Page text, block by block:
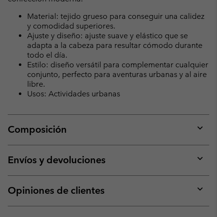
Material: tejido grueso para conseguir una calidez
y comodidad superiores.
Ajuste y diseño: ajuste suave y elástico que se
adapta a la cabeza para resultar cómodo durante
todo el día.
Estilo: diseño versátil para complementar cualquier
conjunto, perfecto para aventuras urbanas y al aire
libre.
Usos: Actividades urbanas
Composición
or
Envíos y devoluciones
or
Opiniones de clientes
or